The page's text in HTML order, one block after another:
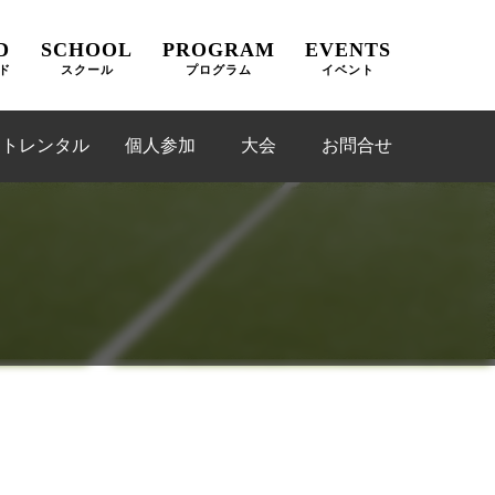
SCHOOL
スクール
PROGRAM
プログラム
EVENTS
イベント
レンタル 個人参加 大会 お問合せ